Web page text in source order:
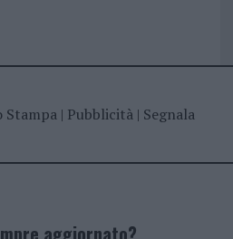
Stampa| Pubblicità| Segnala